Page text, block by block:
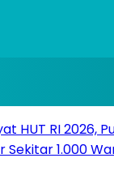
HUT RI 2026,
Sekitar 1.000